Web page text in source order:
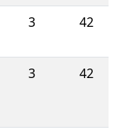
3 42
3 42